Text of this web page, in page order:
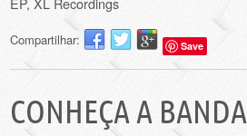
Compartilhar: Save
CONHEÇA A BANDA